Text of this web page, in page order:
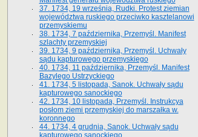
37. 1734, 19 września, Rudki. Protest ziemian
województwa ruskiego przeciwko kasztelanowi
przemyskiemu
38. 1734, 7 października, Przemyśl. Manifest
szlachty przemyskiej
39. 1734, 9 października, Przemyśl. Uchwały
sądu kapturowego przemyskiego
40. 1734, 11 października, Przemyśl. Manifest
Bazylego Ustrzyckiego
41. 1734, 5 listopada, Sanok. Uchwały sądu
kapturowego sanockiego
42. 1734, 10 listopada, Przemyśl. Instrukcya
posłom ziemi przemyskiej do marszałka w.
koronnego
44. 1734, 4 grudnia, Sanok. Uchwały sądu
kapturowego sanockiego